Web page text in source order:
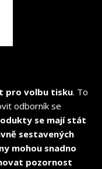
pro volbu tisku. To
odborník se
se mají stát
sestavených
mohou snadno
pozornost